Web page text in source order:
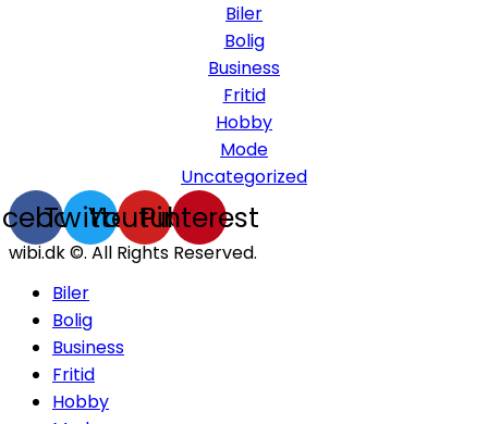
Biler
Bolig
Business
Fritid
Hobby
Mode
Uncategorized
TwitterYoutube
Pinterest
wibi.dk ©. All Rights Reserved.
Biler
Bolig
Business
Fritid
Hobby